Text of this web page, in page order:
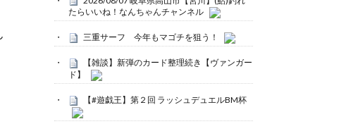
たらいいね！なんちゃんチャンネル
三重サーフ 今年もマゴチを狙う！
【雑談】新弾のカード整理続き【ヴァンガー
ド】
【#遊戯王】第２回 ラッシュデュエルBM杯